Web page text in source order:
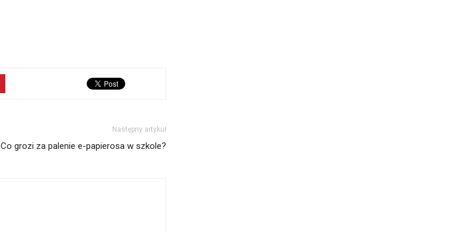
Następny artykuł
Co grozi za palenie e-papierosa w szkole?